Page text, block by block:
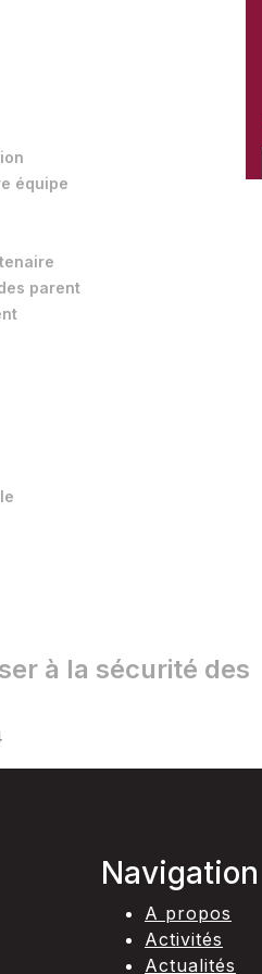
équipe
parent
à la sécurité des
Navigation
A propos
Activités
Actualités